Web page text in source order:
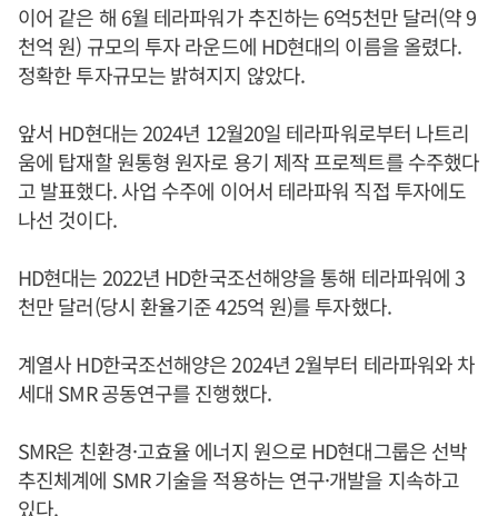
이어 같은 해 6월 테라파워가 추진하는 6억5천만 달러(약 9
천억 원) 규모의 투자 라운드에 HD현대의 이름을 올렸다.
정확한 투자규모는 밝혀지지 않았다.
앞서 HD현대는 2024년 12월20일 테라파워로부터 나트리
움에 탑재할 원통형 원자로 용기 제작 프로젝트를 수주했다
고 발표했다. 사업 수주에 이어서 테라파워 직접 투자에도
나선 것이다.
HD현대는 2022년 HD한국조선해양을 통해 테라파워에 3
천만 달러(당시 환율기준 425억 원)를 투자했다.
계열사 HD한국조선해양은 2024년 2월부터 테라파워와 차
세대 SMR 공동연구를 진행했다.
SMR은 친환경·고효율 에너지 원으로 HD현대그룹은 선박
추진체계에 SMR 기술을 적용하는 연구·개발을 지속하고
있다.